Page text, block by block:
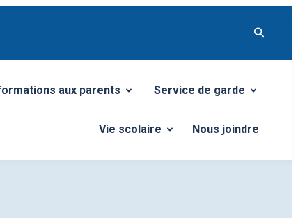
aux parents
Fermer le sous-menu Service de garde
Ouvrir/Fermer le sous-
Vie scolaire
Ouvrir/Fermer le sous-menu
Nous joindre